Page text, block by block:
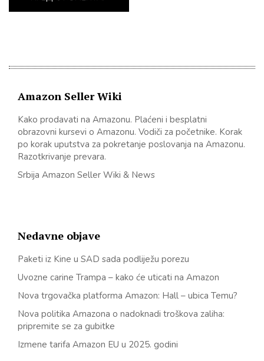
Amazon Seller Wiki
Kako prodavati na Amazonu. Plaćeni i besplatni
obrazovni kursevi o Amazonu. Vodiči za početnike. Korak
po korak uputstva za pokretanje poslovanja na Amazonu.
Razotkrivanje prevara.
Srbija Amazon Seller Wiki & News
Nedavne objave
Paketi iz Kine u SAD sada podliježu porezu
Uvozne carine Trampa – kako će uticati na Amazon
Nova trgovačka platforma Amazon: Hall – ubica Temu?
Nova politika Amazona o nadoknadi troškova zaliha:
pripremite se za gubitke
Izmene tarifa Amazon EU u 2025. godini